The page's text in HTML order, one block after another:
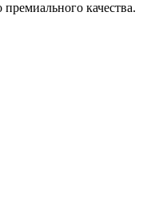
качества.